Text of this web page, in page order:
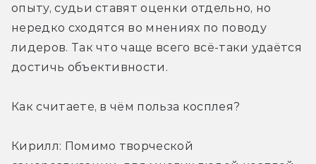
опыту, судьи ставят оценки отдельно, но
нередко сходятся во мнениях по поводу
лидеров. Так что чаще всего всё-таки удаётся
достичь объективности.
Как считаете, в чём польза косплея?
Кирилл: Помимо творческой